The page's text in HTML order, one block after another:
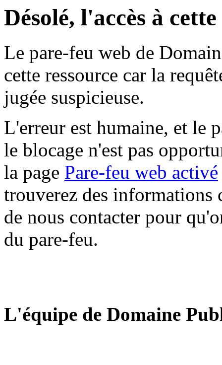
Désolé, l'accès à
Le pare-feu web de
cette ressource car la
jugée suspicieuse.
L'erreur est humaine, et le
le blocage n'est pas
la page Pare-feu web activé
trouverez des informations
de nous contacter pour
du pare-feu.
L'équipe de Domaine